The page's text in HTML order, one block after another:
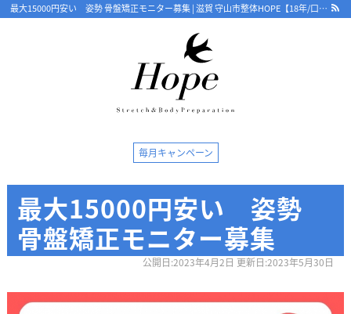
最大15000円安い 姿勢 骨盤矯正モニター募集 | 滋賀 守山市整体HOPE【18年/口コミ4.8】骨盤から根本改善 ストレッチで優しく 守山で人気・おすすめ整体院
毎月キャンペーン
最大15000円安い 姿勢
骨盤矯正モニター募集
公開日:2023年4月2日 更新日:2023年5月30日
初めての方へ
整体HOPEのこだわり